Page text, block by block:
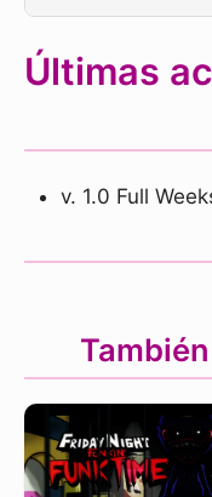
Últimas
v. 1.0 Full